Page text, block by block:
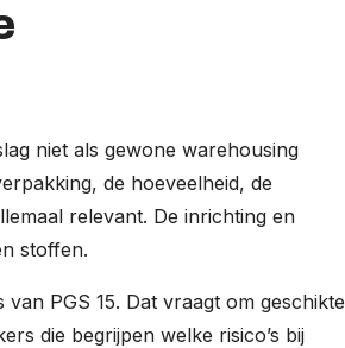
niet als gewone warehousing
de hoeveelheid, de
relevant. De inrichting en
stoffen.
PGS 15. Dat vraagt om geschikte
die begrijpen welke risico’s bij